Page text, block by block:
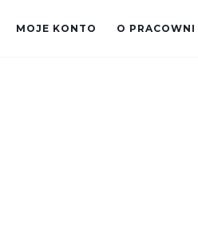
MOJE KONTO O PRACOWNI